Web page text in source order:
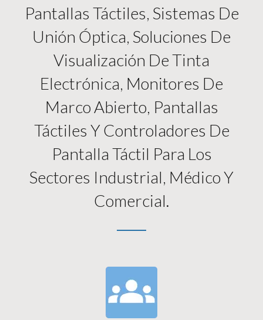
Pantallas Táctiles, Sistemas De
Unión Óptica, Soluciones De
Visualización De Tinta
Electrónica, Monitores De
Marco Abierto, Pantallas
Táctiles Y Controladores De
Pantalla Táctil Para Los
Sectores Industrial, Médico Y
Comercial.